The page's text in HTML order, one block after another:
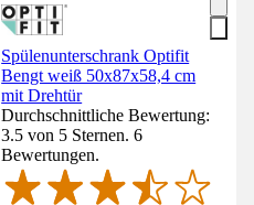
Spülenunterschrank Optifit
Bengt weiß 50x87x58,4 cm
mit Drehtür
Durchschnittliche Bewertung:
3.5 von 5 Sternen. 6
Bewertungen.